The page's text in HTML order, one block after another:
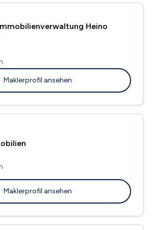
Heino
Maklerprofil ansehen
Maklerprofil ansehen